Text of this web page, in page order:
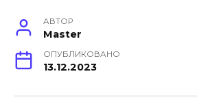
АВТОР
Master
ОПУБЛИКОВАНО
13.12.2023